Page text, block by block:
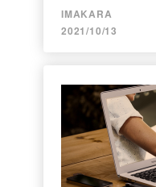
IMAKARA
2021/10/13